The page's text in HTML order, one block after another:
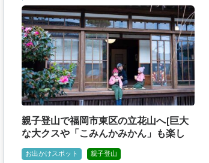
親子登山で福岡市東区の立花山へ[巨大
な大クスや「こみんかみかん」も楽し
いぞ]
お出かけスポット 親子登山